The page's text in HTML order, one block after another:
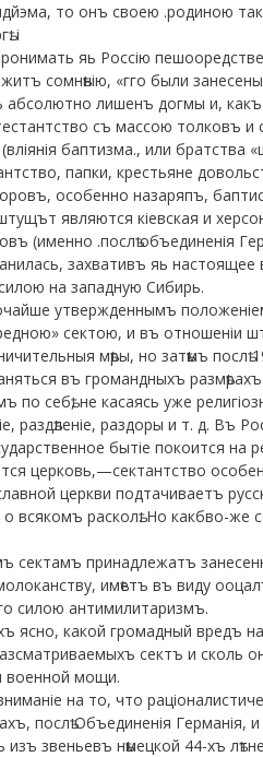
то онъ своею .родиною
і
яь Россію
сомнѣнію, «гго были
абсолютно лишенъ догмы и,
съ массою толковъ и
баптизма., или братства
папки, крестьяне
особенно назаряпъ,
являются кіевская и
(именно .послѣ объединенія
захвативъ яь настоящее
на западную Сибирь.
утвержденнымъ
сектою, и въ отношеніи
мѣры, но затѣмъ послѣ
въ громандныхъ размѣрахъ.
по себѣ, не касаясь уже
раздѣленіе, раздоры и т. д. Въ
бытіе покоится на
церковь,—сектантство
церкви подтачиваетъ
всякомъ расколѣ. Но какбво-же
сектамъ принадлежатъ
имѣетъ въ виду
силою антимилитаризмъ.
ясно, какой громадный вредъ
сектъ и
военной мощи.
на то, что
послѣ Объединенія Германія,
изъ звеньевъ нѣмецкой 44-хъ